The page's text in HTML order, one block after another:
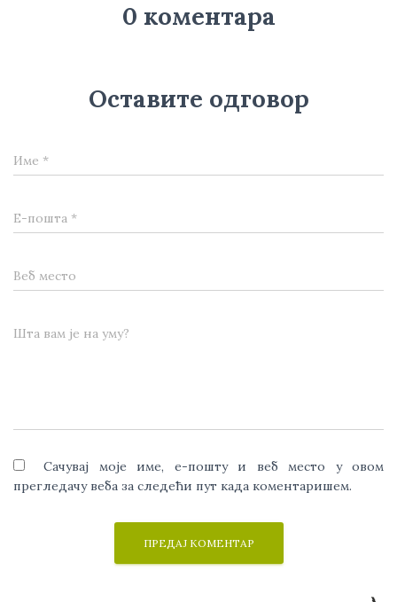
0 коментара
Оставите одговор
Име *
Е-пошта *
Веб место
Шта вам је на уму?
Сачувај моје име, е-пошту и веб место у овом
прегледачу веба за следећи пут када коментаришем.